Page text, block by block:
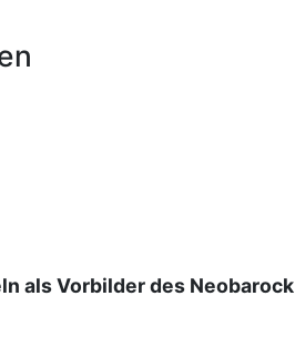
als Vorbilder des Neobarock